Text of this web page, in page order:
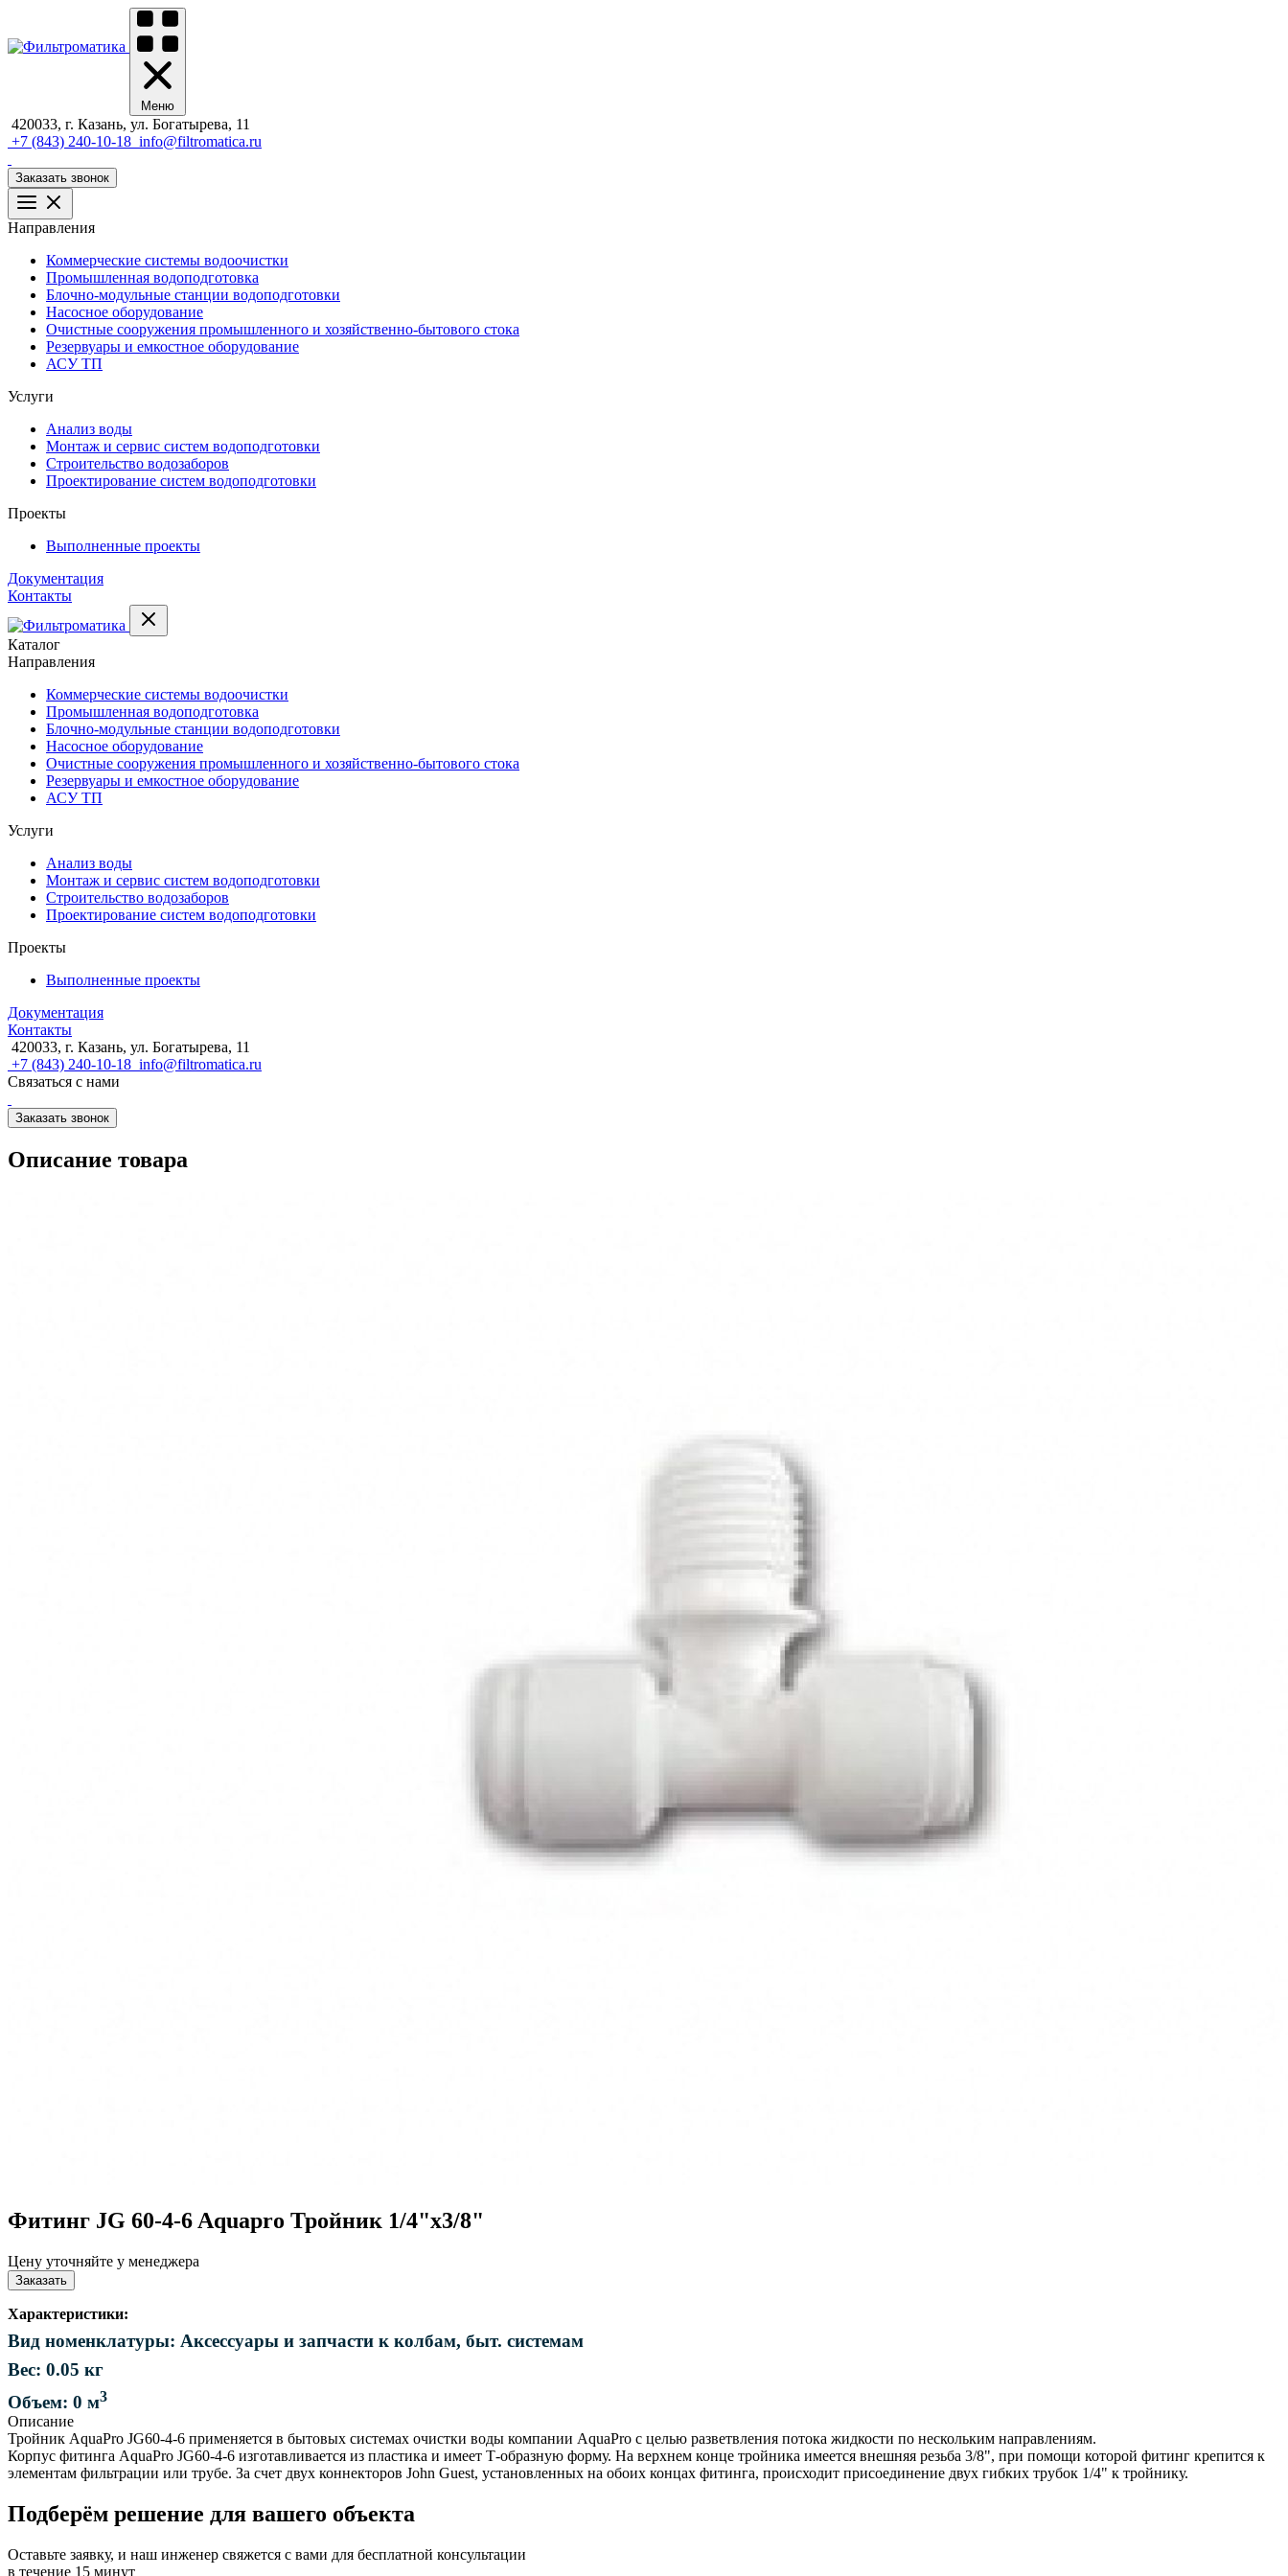
Меню
420033, г. Казань, ул. Богатырева, 11
+7 (843) 240-10-18 info@filtromatica.ru
Заказать звонок
Направления
Коммерческие системы водоочистки
Промышленная водоподготовка
Блочно-модульные станции водоподготовки
Насосное оборудование
Очистные сооружения промышленного и хозяйственно-бытового стока
Резервуары и емкостное оборудование
АСУ ТП
Услуги
Анализ воды
Монтаж и сервис систем водоподготовки
Строительство водозаборов
Проектирование систем водоподготовки
Проекты
Выполненные проекты
Документация
Контакты
Каталог
Направления
Коммерческие системы водоочистки
Промышленная водоподготовка
Блочно-модульные станции водоподготовки
Насосное оборудование
Очистные сооружения промышленного и хозяйственно-бытового стока
Резервуары и емкостное оборудование
АСУ ТП
Услуги
Анализ воды
Монтаж и сервис систем водоподготовки
Строительство водозаборов
Проектирование систем водоподготовки
Проекты
Выполненные проекты
Документация
Контакты
420033, г. Казань, ул. Богатырева, 11
+7 (843) 240-10-18 info@filtromatica.ru
Связаться с нами
Заказать звонок
Описание товара
Фитинг JG 60-4-6 Aquapro Тройник 1/4"х3/8"
Цену уточняйте у менеджера
Заказать
Характеристики:
Вид номенклатуры: Аксессуары и запчасти к колбам, быт. системам
Вес: 0.05 кг
Объем: 0 м3
Описание
Тройник AquaPro JG60-4-6 применяется в бытовых системах очистки воды компании AquaPro с целью разветвления потока жидкости по нескольким направлениям.
Корпус фитинга AquaPro JG60-4-6 изготавливается из пластика и имеет Т-образную форму. На верхнем конце тройника имеется внешняя резьба 3/8", при помощи которой фитинг крепится к
элементам фильтрации или трубе. За счет двух коннекторов John Guest, установленных на обоих концах фитинга, происходит присоединение двух гибких трубок 1/4" к тройнику.
Подберём решение для вашего объекта
Оставьте заявку, и наш инженер свяжется с вами для бесплатной консультации
в течение 15 минут